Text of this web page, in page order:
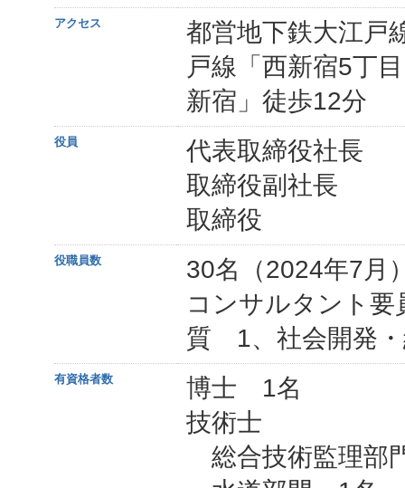
アクセス
都営地下鉄大江戸
戸線「西新宿5丁
新宿」徒歩12分
役員
代表取締役社長
取締役副社長
取締役 岩
役職員数
30名（2024年7月
コンサルタント
質 1、社会開発
有資格者数
博士 1名
技術士
総合技術監理